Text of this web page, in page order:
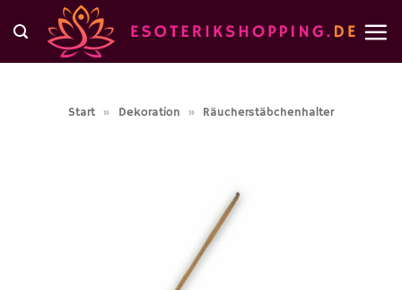
Inhalt
springen
Start » Dekoration » Räucherstäbchenhalter